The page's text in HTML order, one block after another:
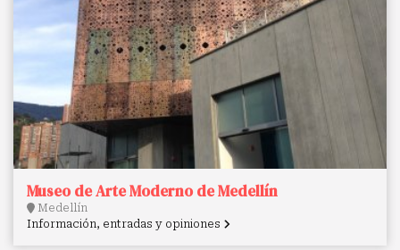
Museo de Arte Moderno de Medellín
Medellín
Información, entradas y opiniones